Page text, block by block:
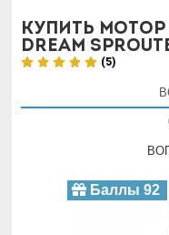
Купить
Dream
(5)
Баллы 92